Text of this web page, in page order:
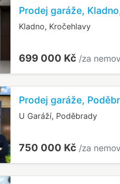
Prodej garáže,
Kladno, Kročehlavy
699 000 Kč /za
Prodej garáže,
U Garáží, Poděbrady
750 000 Kč /za